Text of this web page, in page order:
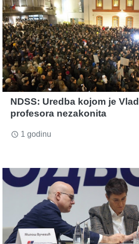
NDSS: Uredba kojom je
profesora nezakonita
access_time 1 godinu